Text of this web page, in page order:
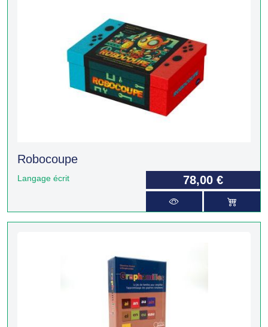
Robocoupe
Langage écrit 78,00 €